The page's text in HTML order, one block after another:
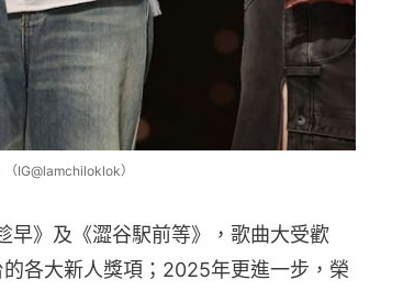
IG@lamchiloklok）
早》及《澀谷駅前等》，歌曲大受歡
各大新人獎項；2025年更進一步，榮